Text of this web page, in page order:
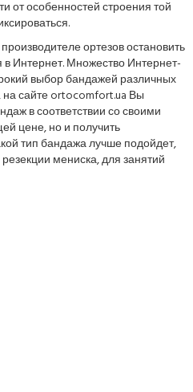
от особенностей строения той
ортезов остановить
Интернет. Множество Интернет-
выбор бандажей различных
на сайте ortocomfort.ua Вы
в соответствии со своими
цене, но и получить
тип бандажа лучше подойдет,
мениска, для занятий